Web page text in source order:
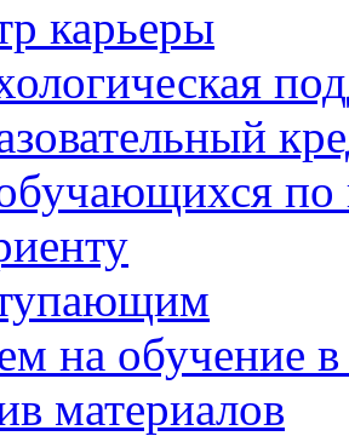
карьеры
на обучение в
материалов